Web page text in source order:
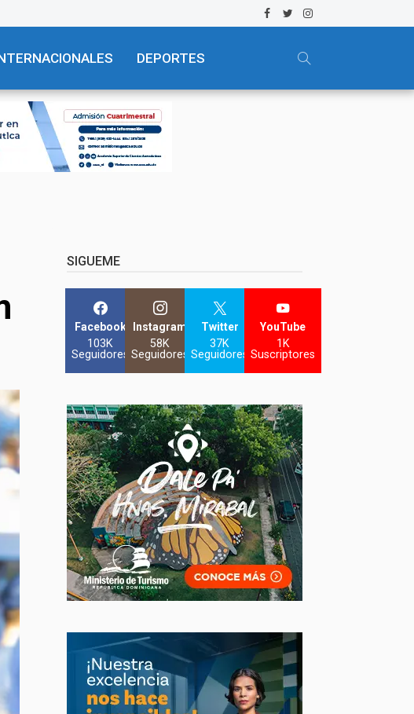
DEPORTES
SIGUEME
Facebook
103K
Seguidores
Instagram
58K
Seguidores
Twitter
37K
Seguidores
YouTube
1K
Suscriptores